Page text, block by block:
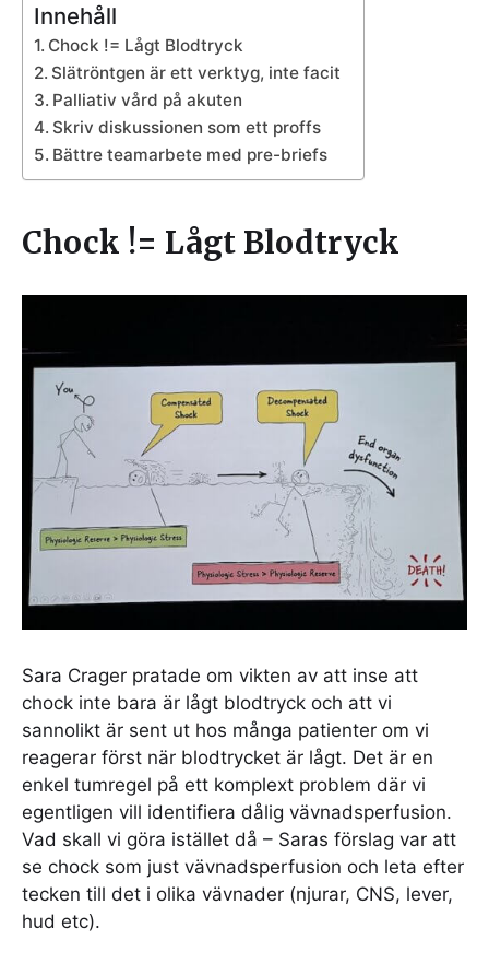
Innehåll
Chock != Lågt Blodtryck
Slätröntgen är ett verktyg, inte facit
Palliativ vård på akuten
Skriv diskussionen som ett proffs
Bättre teamarbete med pre-briefs
Chock != Lågt Blodtryck
Sara Crager pratade om vikten av att inse att
chock inte bara är lågt blodtryck och att vi
sannolikt är sent ut hos många patienter om vi
reagerar först när blodtrycket är lågt. Det är en
enkel tumregel på ett komplext problem där vi
egentligen vill identifiera dålig vävnadsperfusion.
Vad skall vi göra istället då – Saras förslag var att
se chock som just vävnadsperfusion och leta efter
tecken till det i olika vävnader (njurar, CNS, lever,
hud etc).